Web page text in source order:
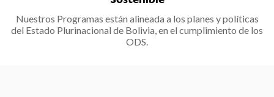
Nuestros Programas están alineada a los planes y políticas
del Estado Plurinacional de Bolivia, en el cumplimiento de los
ODS.